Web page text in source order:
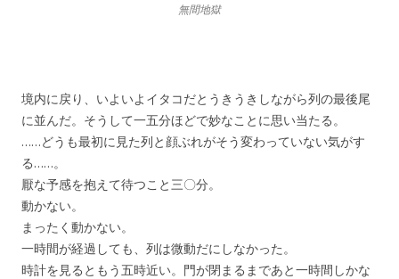
無間地獄
境内に戻り、いよいよイタコだとうきうきしながら列の最後尾
に並んだ。そうして一五分ほどで妙なことに思い当たる。
……どうも最初に見た列と顔ぶれがそう変わっていない気がす
る……。
厭な予感を抱えて待つこと三〇分。
動かない。
まったく動かない。
一時間が経過しても、列は微動だにしなかった。
時計を見るともう五時近い。門が閉まるまであと一時間しかな